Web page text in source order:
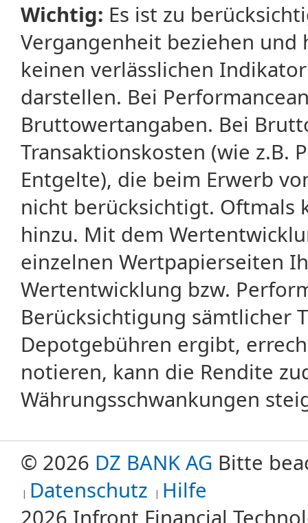
Wichtig: Es ist zu
Vergangenheit beziehen
keinen verlässlichen
darstellen. Bei
Bruttowertangaben. Bei
Transaktionskosten (wie z.B.
Entgelte), die beim Erwerb
nicht berücksichtigt. Oftmals
hinzu. Mit dem
einzelnen Wertpapierseiten
Wertentwicklung bzw.
Berücksichtigung sämtlicher
Depotgebühren ergibt,
notieren, kann die Rendite
Währungsschwankungen
© 2026 DZ BANK AG Bitte
Datenschutz Hilfe